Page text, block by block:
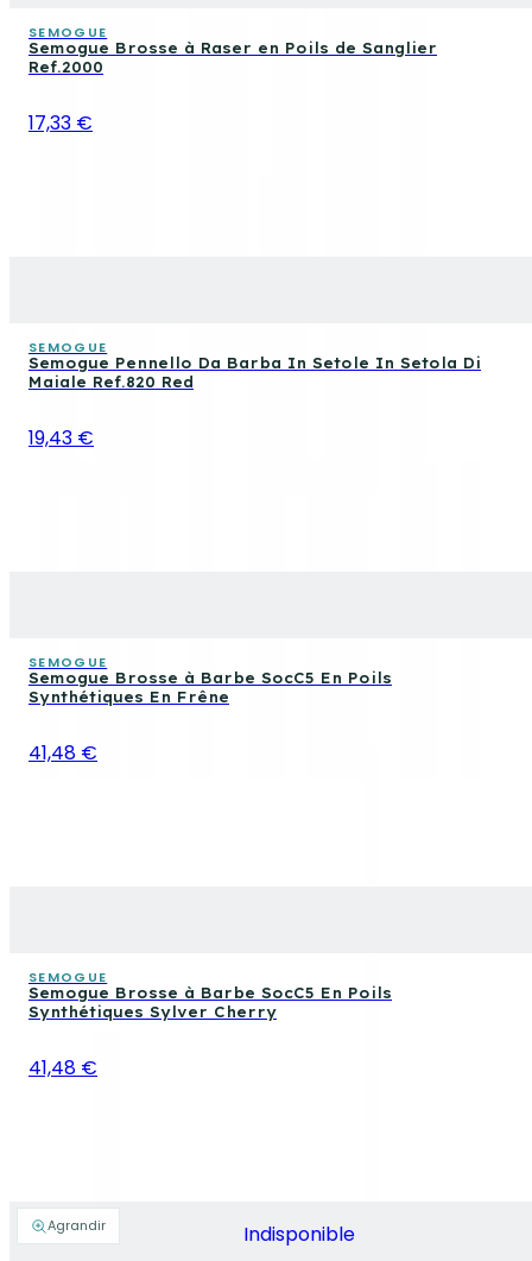
Agrandir
SEMOGUE
Semogue Brosse à Raser en Poils de Sanglier
Ref.2000
17,33 €
SEMOGUE
Semogue Pennello Da Barba In Setole In Setola Di
Maiale Ref.820 Red
19,43 €
SEMOGUE
Semogue Brosse à Barbe SocC5 En Poils
Synthétiques En Frêne
41,48 €
SEMOGUE
Semogue Brosse à Barbe SocC5 En Poils
Synthétiques Sylver Cherry
41,48 €
Indisponible